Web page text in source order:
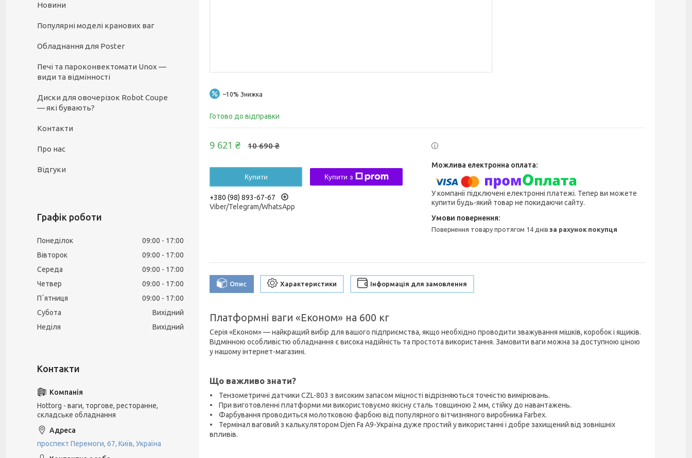
–10%
Готово до відправки
10 690 ₴
9 621 ₴
Купити Купити з
+380 (98) 893-67-67
Viber/Telegram/WhatsApp
У компанії підключені електронні платежі. Тепер ви можете
купити будь-який товар не покидаючи сайту.
повернення товару протягом 14 днівза рахунок покупця
Опис Характеристики Інформація для замовлення
Платформні ваги «Економ» на 600 кг
Серія «Економ» — найкращий вибір для вашого підприємства, якщо необхідно проводити зважування мішків, коробок і ящиків.
Відмінною особливістю обладнання є висока надійність та простота використання. Замовити ваги можна за доступною ціною
у нашому інтернет-магазині.
Що важливо знати?
• Тензометричні датчики CZL-803 з високим запасом міцності відрізняються точністю вимірювань.
• При виготовленні платформи ми використовуємо якісну сталь товщиною 2 мм, стійку до навантажень.
• Фарбування проводиться молотковою фарбою від популярного вітчизняного виробника Farbex.
• Термінал ваговий з калькулятором Djen Fa A9-Україна дуже простий у використанні і добре захищений від зовнішніх
впливів.
Новини
Популярні моделі кранових ваг
Обладнання для Poster
Печі та пароконвектомати Unox —
види та відмінності
Диски для овочерізок Robot Coupe
— які бувають?
Контакти
Про нас
Відгуки
Графік роботи
Понеділок 09:00
17:00
Вівторок
09:00
17:00
Середа
09:00
17:00
Четвер
09:00
17:00
Пʼятниця
09:00
17:00
Субота
Вихідний
Неділя
Вихідний
Hottorg - ваги, торгове, ресторанне,
складське обладнання
проспект Перемоги, 67, Київ, Україна